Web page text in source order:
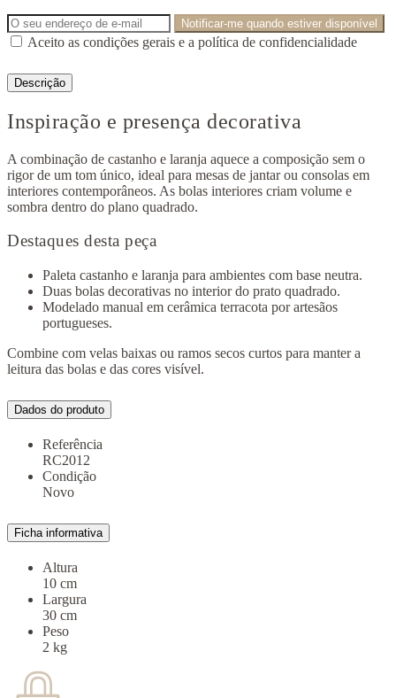
Notificar-me quando estiver disponível
Aceito as condições gerais e a política de confidencialidade
Descrição
Inspiração e presença decorativa
A combinação de castanho e laranja aquece a composição sem o
rigor de um tom único, ideal para mesas de jantar ou consolas em
interiores contemporâneos. As bolas interiores criam volume e
sombra dentro do plano quadrado.
Destaques desta peça
Paleta castanho e laranja para ambientes com base neutra.
Duas bolas decorativas no interior do prato quadrado.
Modelado manual em cerâmica terracota por artesãos
portugueses.
Combine com velas baixas ou ramos secos curtos para manter a
leitura das bolas e das cores visível.
Dados do produto
Referência
RC2012
Condição
Novo
Ficha informativa
Altura
10 cm
Largura
30 cm
Peso
2 kg